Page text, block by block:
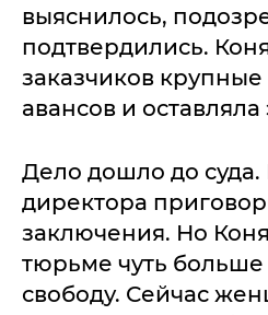
выяснилось,
подтвердились.
заказчиков
авансов и
Дело дошло до суда.
директора
заключения. Но
тюрьме чуть
свободу. Сейчас